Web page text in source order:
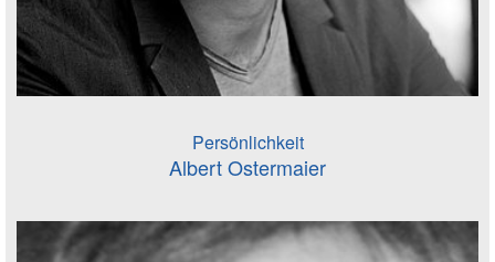
Persönlichkeit
Albert Ostermaier